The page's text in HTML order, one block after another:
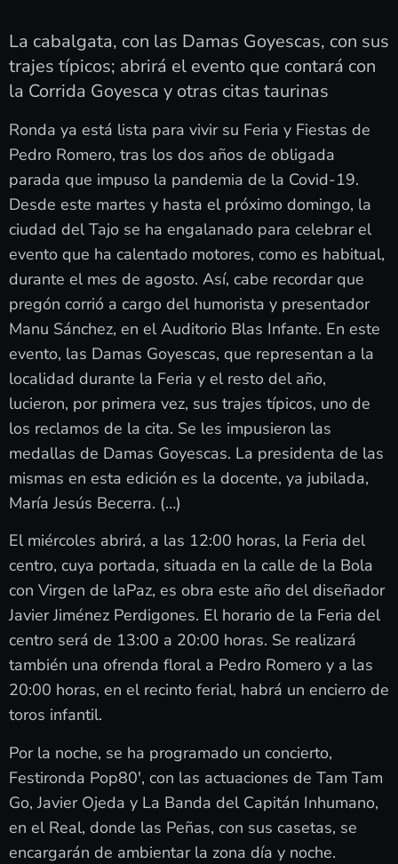
La cabalgata, con las Damas Goyescas, con sus
trajes típicos; abrirá el evento que contará con
la Corrida Goyesca y otras citas taurinas
Ronda ya está lista para vivir su Feria y Fiestas de
Pedro Romero, tras los dos años de obligada
parada que impuso la pandemia de la Covid-19.
Desde este martes y hasta el próximo domingo, la
ciudad del Tajo se ha engalanado para celebrar el
evento que ha calentado motores, como es habitual,
durante el mes de agosto. Así, cabe recordar que
pregón corrió a cargo del humorista y presentador
Manu Sánchez, en el Auditorio Blas Infante. En este
evento, las Damas Goyescas, que representan a la
localidad durante la Feria y el resto del año,
lucieron, por primera vez, sus trajes típicos, uno de
los reclamos de la cita. Se les impusieron las
medallas de Damas Goyescas. La presidenta de las
mismas en esta edición es la docente, ya jubilada,
María Jesús Becerra. (…)
El miércoles abrirá, a las 12:00 horas, la Feria del
centro, cuya portada, situada en la calle de la Bola
con Virgen de laPaz, es obra este año del diseñador
Javier Jiménez Perdigones. El horario de la Feria del
centro será de 13:00 a 20:00 horas. Se realizará
también una ofrenda floral a Pedro Romero y a las
20:00 horas, en el recinto ferial, habrá un encierro de
toros infantil.
Por la noche, se ha programado un concierto,
Festironda Pop80′, con las actuaciones de Tam Tam
Go, Javier Ojeda y La Banda del Capitán Inhumano,
en el Real, donde las Peñas, con sus casetas, se
encargarán de ambientar la zona día y noche.